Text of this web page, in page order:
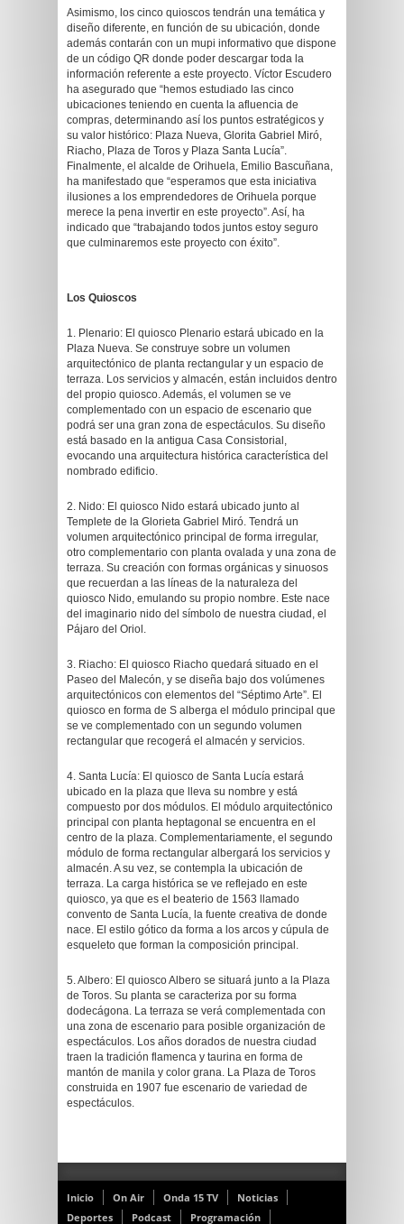
Asimismo, los cinco quioscos tendrán una temática y
diseño diferente, en función de su ubicación, donde
además contarán con un mupi informativo que dispone
de un código QR donde poder descargar toda la
información referente a este proyecto. Víctor Escudero
ha asegurado que “hemos estudiado las cinco
ubicaciones teniendo en cuenta la afluencia de
compras, determinando así los puntos estratégicos y
su valor histórico: Plaza Nueva, Glorita Gabriel Miró,
Riacho, Plaza de Toros y Plaza Santa Lucía”.
Finalmente, el alcalde de Orihuela, Emilio Bascuñana,
ha manifestado que “esperamos que esta iniciativa
ilusiones a los emprendedores de Orihuela porque
merece la pena invertir en este proyecto”. Así, ha
indicado que “trabajando todos juntos estoy seguro
que culminaremos este proyecto con éxito”.
Los Quioscos
1. Plenario: El quiosco Plenario estará ubicado en la
Plaza Nueva. Se construye sobre un volumen
arquitectónico de planta rectangular y un espacio de
terraza. Los servicios y almacén, están incluidos dentro
del propio quiosco. Además, el volumen se ve
complementado con un espacio de escenario que
podrá ser una gran zona de espectáculos. Su diseño
está basado en la antigua Casa Consistorial,
evocando una arquitectura histórica característica del
nombrado edificio.
2. Nido: El quiosco Nido estará ubicado junto al
Templete de la Glorieta Gabriel Miró. Tendrá un
volumen arquitectónico principal de forma irregular,
otro complementario con planta ovalada y una zona de
terraza. Su creación con formas orgánicas y sinuosos
que recuerdan a las líneas de la naturaleza del
quiosco Nido, emulando su propio nombre. Este nace
del imaginario nido del símbolo de nuestra ciudad, el
Pájaro del Oriol.
3. Riacho: El quiosco Riacho quedará situado en el
Paseo del Malecón, y se diseña bajo dos volúmenes
arquitectónicos con elementos del “Séptimo Arte”. El
quiosco en forma de S alberga el módulo principal que
se ve complementado con un segundo volumen
rectangular que recogerá el almacén y servicios.
4. Santa Lucía: El quiosco de Santa Lucía estará
ubicado en la plaza que lleva su nombre y está
compuesto por dos módulos. El módulo arquitectónico
principal con planta heptagonal se encuentra en el
centro de la plaza. Complementariamente, el segundo
módulo de forma rectangular albergará los servicios y
almacén. A su vez, se contempla la ubicación de
terraza. La carga histórica se ve reflejado en este
quiosco, ya que es el beaterio de 1563 llamado
convento de Santa Lucía, la fuente creativa de donde
nace. El estilo gótico da forma a los arcos y cúpula de
esqueleto que forman la composición principal.
5. Albero: El quiosco Albero se situará junto a la Plaza
de Toros. Su planta se caracteriza por su forma
dodecágona. La terraza se verá complementada con
una zona de escenario para posible organización de
espectáculos. Los años dorados de nuestra ciudad
traen la tradición flamenca y taurina en forma de
mantón de manila y color grana. La Plaza de Toros
construida en 1907 fue escenario de variedad de
espectáculos.
Inicio On Air Onda 15 TV
Noticias
Deportes
Podcast Programación